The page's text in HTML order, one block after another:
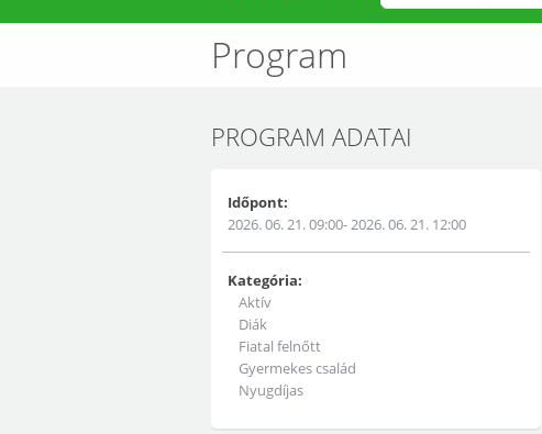
Program
PROGRAM ADATAI
Időpont:
2026. 06. 21. 09:00- 2026. 06. 21. 12:00
Kategória:
Aktív
Diák
Fiatal felnőtt
Gyermekes család
Nyugdíjas